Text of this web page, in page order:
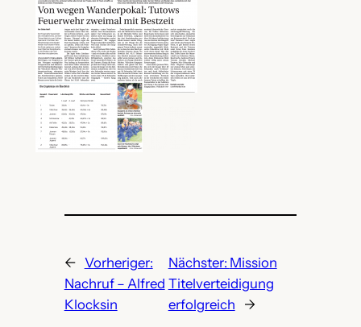
← Vorheriger:
Nachruf – Alfred
Klocksin
Nächster: Mission
Titelverteidigung
erfolgreich
→